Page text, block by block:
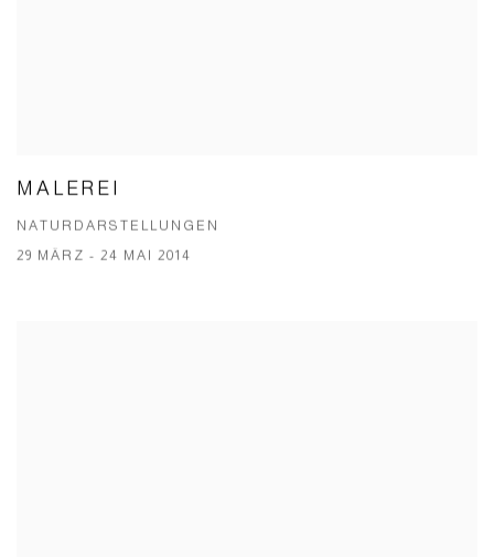
MALEREI
NATURDARSTELLUNGEN
29 MÄRZ - 24 MAI 2014